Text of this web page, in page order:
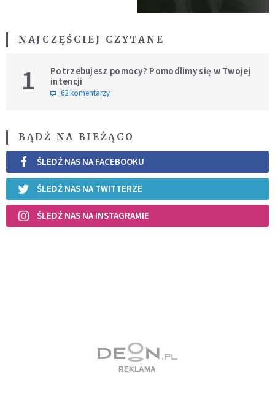
NAJCZĘŚCIEJ CZYTANE
1
Potrzebujesz pomocy? Pomodlimy się w Twojej
intencji
62 komentarzy
BĄDŹ NA BIEŻĄCO
ŚLEDŹ NAS NA FACEBOOKU
ŚLEDŹ NAS NA TWITTERZE
ŚLEDŹ NAS NA INSTAGRAMIE